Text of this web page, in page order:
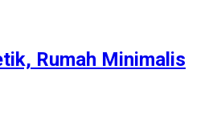
Rumah Minimalis